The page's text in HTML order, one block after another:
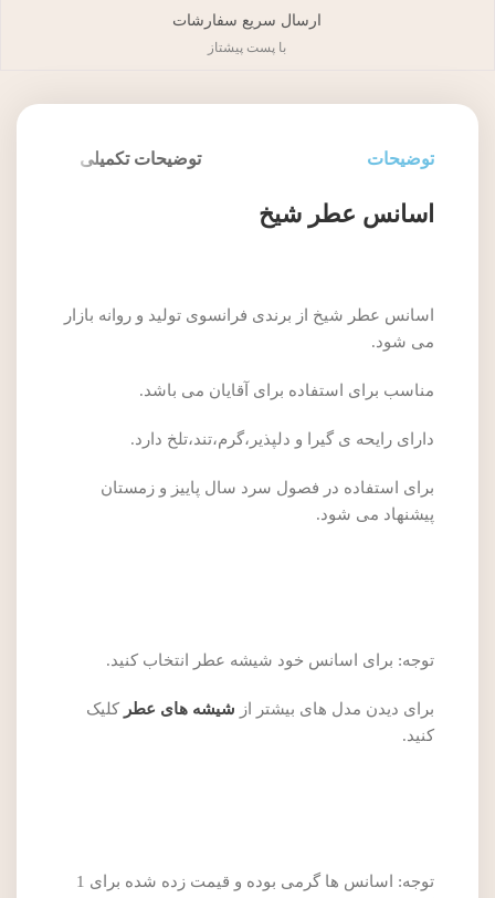
ارسال سریع سفارشات
با پست پیشتاز
توضیحات توضیحات تکمیلی
اسانس عطر شیخ
اسانس عطر شیخ از برندی فرانسوی تولید و روانه بازار
می شود.
مناسب برای استفاده برای آقایان می باشد.
دارای رایحه ی گیرا و دلپذیر،گرم،تند،تلخ دارد.
برای استفاده در فصول سرد سال پاییز و زمستان
پیشنهاد می شود.
توجه: برای اسانس خود شیشه عطر انتخاب کنید.
برای دیدن مدل های بیشتر از شیشه های عطر کلیک
کنید.
توجه: اسانس ها گرمی بوده و قیمت زده شده برای 1